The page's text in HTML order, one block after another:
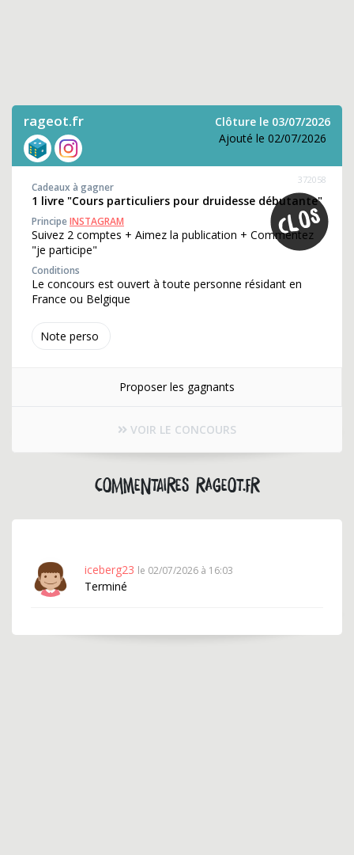
rageot.fr
Clôture le 03/07/2026
Ajouté le 02/07/2026
Note perso
372058
Cadeaux à gagner
1 livre "Cours particuliers pour druidesse débutante"
PrincipeINSTAGRAM
Suivez 2 comptes + Aimez la publication + Commentez
"je participe"
Conditions
Le concours est ouvert à toute personne résidant en
France ou Belgique
Proposer les gagnants
VOIR LE CONCOURS
Commentaires rageot.fr
iceberg23 le 02/07/2026 à 16:03
Terminé